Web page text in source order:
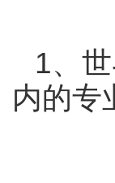
1、
内的专